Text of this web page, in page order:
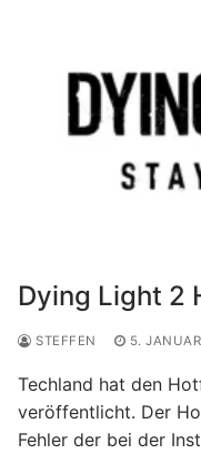
Dying Light 2
STEFFEN 5.
Techland hat den
veröffentlicht. Der
Fehler der bei der